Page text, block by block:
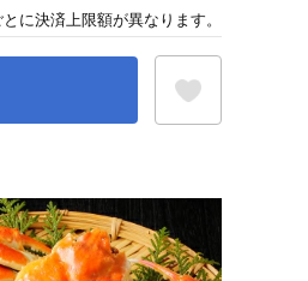
に決済上限額が異なります。